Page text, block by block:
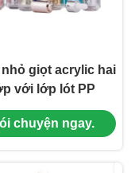
giọt acrylic hai
với lớp lót PP
45ml Chống rò rỉ
Chăm sóc da
chuyện ngay.